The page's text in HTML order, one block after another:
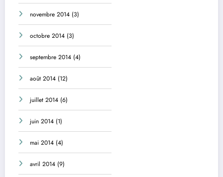
novembre 2014 (3)
octobre 2014 (3)
septembre 2014 (4)
août 2014 (12)
juillet 2014 (6)
juin 2014 (1)
mai 2014 (4)
avril 2014 (9)